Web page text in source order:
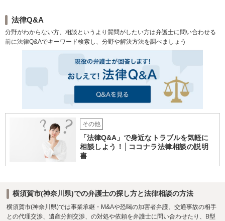
法律Q&A
分野がわからない方、相談というより質問がしたい方は弁護士に問い合わせる
前に法律Q&Aでキーワード検索し、分野や解決方法を調べましょう
その他
「法律Q&A」で身近なトラブルを気軽に
相談しよう！│ココナラ法律相談の説明
書
横須賀市(神奈川県)での弁護士の探し方と法律相談の方法
横須賀市(神奈川県)では事業承継・M&Aや恐喝の加害者弁護、交通事故の相手
との代理交渉、遺産分割交渉、の対処や依頼を弁護士に問い合わせたり、B型